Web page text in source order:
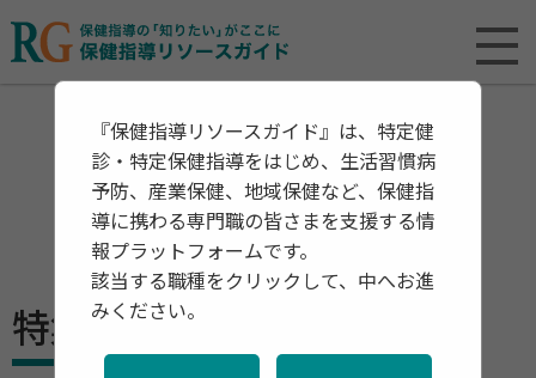
特集
『保健指導リソースガイド』は、特定健
診・特定保健指導をはじめ、生活習慣病
予防、産業保健、地域保健など、保健指
導に携わる専門職の皆さまを支援する情
報プラットフォームです。
該当する職種をクリックして、中へお進
みください。